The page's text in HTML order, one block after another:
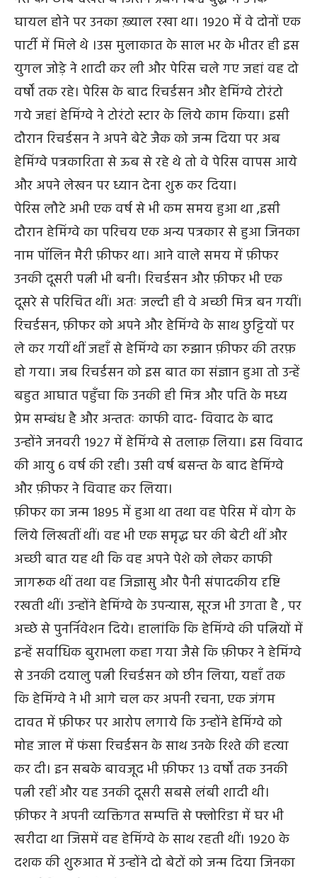
घायल होने पर उनका ख़्याल रखा था। १९२० में वे दोनों एक
पार्टी में मिले थे ।उस मुलाकात के साल भर के भीतर ही इस
युगल जोड़े ने शादी कर ली और पेरिस चले गए जहां वह दो
वर्षों तक रहे। पेरिस के बाद रिचर्डसन और हेमिंग्वे टोरंटो
गये जहां हेमिंग्वे ने टोरंटो स्टार के लिये काम किया। इसी
दौरान रिचर्डसन ने अपने बेटे जैक को जन्म दिया पर अब
हेमिंग्वे पत्रकारिता से ऊब से रहे थे तो वे पेरिस वापस आये
और अपने लेखन पर ध्यान देना शुरू कर दिया।
पेरिस लौटे अभी एक वर्ष से भी कम समय हुआ था ,इसी
दौरान हेमिंग्वे का परिचय एक अन्य पत्रकार से हुआ जिनका
नाम पॉलिन मैरी फ़ीफर था। आने वाले समय में फ़ीफर
उनकी दूसरी पत्नी भी बनी। रिचर्डसन और फ़ीफर भी एक
दूसरे से परिचित थीं। अतः जल्दी ही वे अच्छी मित्र बन गयीं।
रिचर्डसन, फ़ीफर को अपने और हेमिंग्वे के साथ छुट्टियों पर
ले कर गयीं थीं जहाँ से हेमिंग्वे का रुझान फ़ीफर की तरफ़
हो गया। जब रिचर्डसन को इस बात का संज्ञान हुआ तो उन्हें
बहुत आघात पहुँचा कि उनकी ही मित्र और पति के मध्य
प्रेम सम्बंध है और अन्ततः काफी वाद- विवाद के बाद
उन्होंने जनवरी १९२७ में हेमिंग्वे से तलाक़ लिया। इस विवाद
की आयु ६ वर्ष की रही। उसी वर्ष बसन्त के बाद हेमिंग्वे
और फ़ीफर ने विवाह कर लिया।
फ़ीफर का जन्म 1८९५ में हुआ था तथा वह पेरिस में वोग के
लिये लिखतीं थीं। वह भी एक समृद्ध घर की बेटी थीं और
अच्छी बात यह थी कि वह अपने पेशे को लेकर काफी
जागरूक थीं तथा वह जिज्ञासु और पैनी संपादकीय दृष्टि
रखती थीं। उन्होंने हेमिंग्वे के उपन्यास, सूरज भी उगता है , पर
अच्छे से पुनर्निवेशन दिये। हालांकि कि हेमिंग्वे की पत्नियों में
इन्हें सर्वाधिक बुराभला कहा गया जैसे कि फ़ीफर ने हेमिंग्वे
से उनकी दयालु पत्नी रिचर्डसन को छीन लिया, यहाँ तक
कि हेमिंग्वे ने भी आगे चल कर अपनी रचना, एक जंगम
दावत में फ़ीफर पर आरोप लगाये कि उन्होंने हेमिंग्वे को
मोह जाल में फंसा रिचर्डसन के साथ उनके रिश्ते की हत्या
कर दी। इन सबके बावजूद भी फ़ीफर १३ वर्षों तक उनकी
पत्नी रहीं और यह उनकी दूसरी सबसे लंबी शादी थी।
फ़ीफर ने अपनी व्यक्तिगत सम्पत्ति से फ्लोरिडा में घर भी
खरीदा था जिसमें वह हेमिंग्वे के साथ रहती थीं। १९२० के
दशक की शुरुआत में उन्होंने दो बेटों को जन्म दिया जिनका